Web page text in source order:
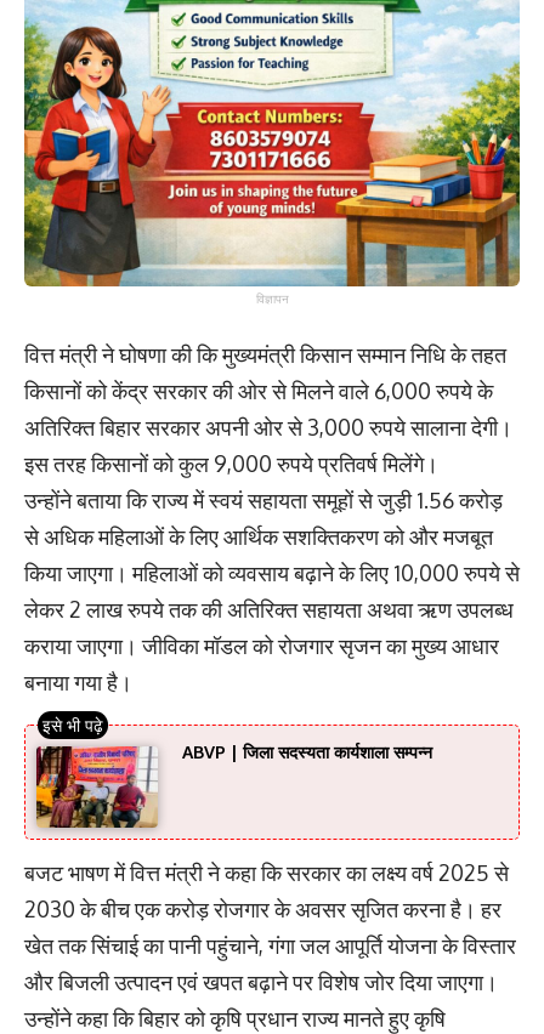
विज्ञापन
वित्त मंत्री ने घोषणा की कि मुख्यमंत्री किसान सम्मान निधि के तहत
किसानों को केंद्र सरकार की ओर से मिलने वाले 6,000 रुपये के
अतिरिक्त बिहार सरकार अपनी ओर से 3,000 रुपये सालाना देगी।
इस तरह किसानों को कुल 9,000 रुपये प्रतिवर्ष मिलेंगे।
उन्होंने बताया कि राज्य में स्वयं सहायता समूहों से जुड़ी 1.56 करोड़
से अधिक महिलाओं के लिए आर्थिक सशक्तिकरण को और मजबूत
किया जाएगा। महिलाओं को व्यवसाय बढ़ाने के लिए 10,000 रुपये से
लेकर 2 लाख रुपये तक की अतिरिक्त सहायता अथवा ऋण उपलब्ध
कराया जाएगा। जीविका मॉडल को रोजगार सृजन का मुख्य आधार
बनाया गया है।
ABVP | जिला सदस्यता कार्यशाला सम्पन्न
बजट भाषण में वित्त मंत्री ने कहा कि सरकार का लक्ष्य वर्ष 2025 से
2030 के बीच एक करोड़ रोजगार के अवसर सृजित करना है। हर
खेत तक सिंचाई का पानी पहुंचाने, गंगा जल आपूर्ति योजना के विस्तार
और बिजली उत्पादन एवं खपत बढ़ाने पर विशेष जोर दिया जाएगा।
उन्होंने कहा कि बिहार को कृषि प्रधान राज्य मानते हुए कृषि